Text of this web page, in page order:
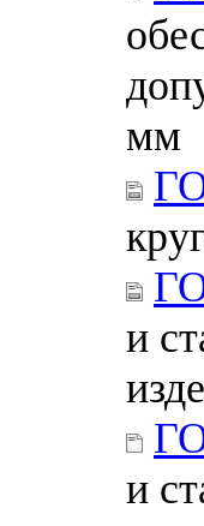
мм
и
и